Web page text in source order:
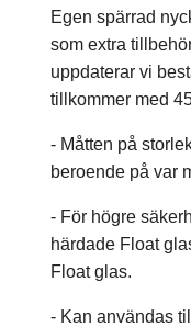
Egen spärrad
som extra
uppdaterar vi
tillkommer med
- Måtten på
beroende på var
- För högre
härdade Float
Float glas.
- Kan användas